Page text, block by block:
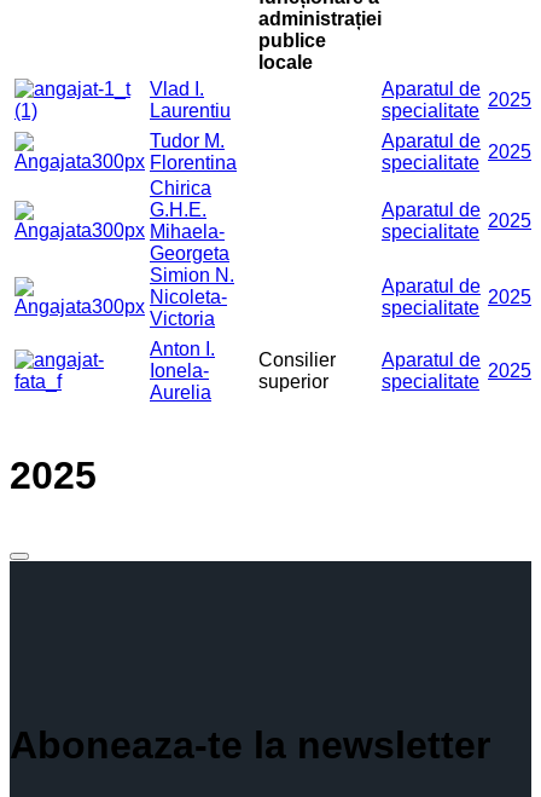
administrației
publice
locale
Vlad I.
Laurentiu
Aparatul de
specialitate
2025
Tudor M.
Florentina
Aparatul de
specialitate
2025
Chirica
G.H.E.
Mihaela-
Georgeta
Aparatul de
specialitate
2025
Simion N.
Nicoleta-
Victoria
Aparatul de
specialitate
2025
Anton I.
Ionela-
Aurelia
Consilier
superior
Aparatul de
specialitate
2025
2025
Aboneaza-te la newsletter